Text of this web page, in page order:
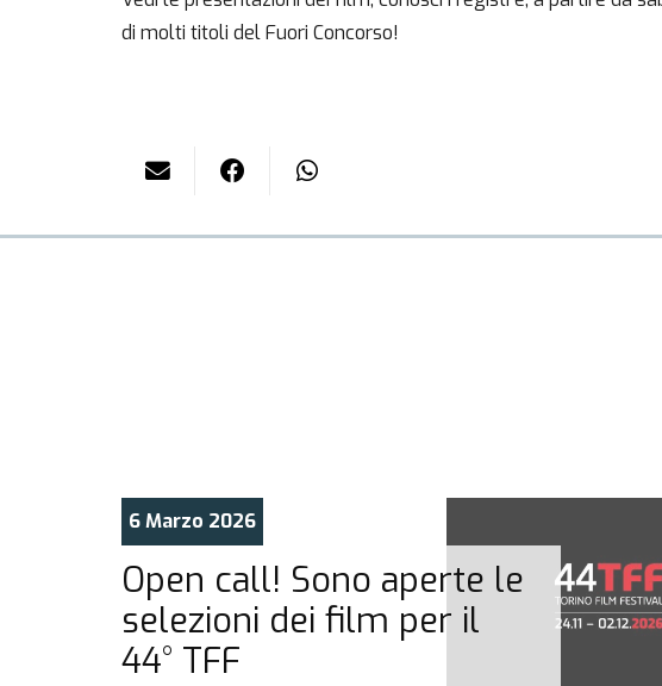
di molti titoli del Fuori Concorso!
6 Marzo 2026
Open call! Sono aperte le
selezioni dei film per il
44° TFF